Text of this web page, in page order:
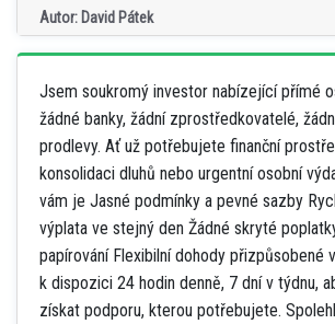
Autor: David Pátek
Jsem soukromý investor nabízející přímé
žádné banky, žádní zprostředkovatelé,
prodlevy. Ať už potřebujete finanční
konsolidaci dluhů nebo urgentní osobní
vám je Jasné podmínky a pevné sazby
výplata ve stejný den Žádné skryté
papírování Flexibilní dohody přizpůsobené
k dispozici 24 hodin denně, 7 dní v týdnu,
získat podporu, kterou potřebujete.